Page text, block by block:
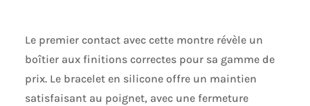
sont
synchronisées avec
l’application « G-
Band ». 🌈Écran
Le premier contact avec cette montre révèle un
boîtier aux finitions correctes pour sa gamme de
prix. Le bracelet en silicone offre un maintien
satisfaisant au poignet, avec une fermeture